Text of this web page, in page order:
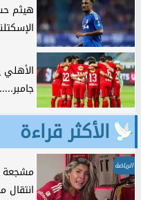
هيثم
جامبر.....
الأكثر قراءة
الرياضة
مشجعة
انتقال